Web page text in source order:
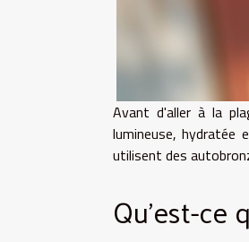
Avant d'aller à la
lumineuse, hydratée
utilisent des
Qu’est-ce